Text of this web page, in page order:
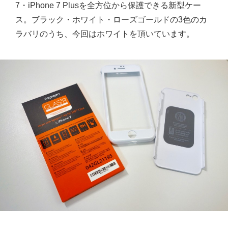
7・iPhone 7 Plusを全方位から保護できる新型ケー
ス。ブラック・ホワイト・ローズゴールドの3色のカ
ラバリのうち、今回はホワイトを頂いています。